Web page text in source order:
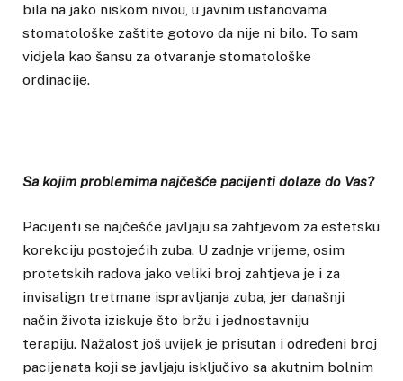
bila na jako niskom nivou, u javnim ustanovama
stomatološke zaštite gotovo da nije ni bilo. To sam
vidjela kao šansu za otvaranje stomatološke
ordinacije.
Sa kojim problemima najčešće pacijenti dolaze do Vas?
Pacijenti se najčešće javljaju sa zahtjevom za estetsku
korekciju postojećih zuba. U zadnje vrijeme, osim
protetskih radova jako veliki broj zahtjeva je i za
invisalign tretmane ispravljanja zuba, jer današnji
način života iziskuje što bržu i jednostavniju
terapiju. Nažalost još uvijek je prisutan i određeni broj
pacijenata koji se javljaju isključivo sa akutnim bolnim